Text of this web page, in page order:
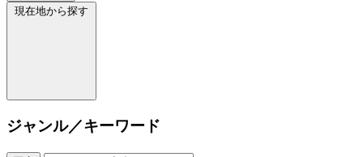
現在地から探す
ジャンル／キーワード